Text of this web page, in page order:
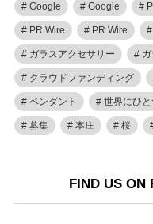
Google Google
PR Wire PR Wire
ガラスアクセサリー
クラウドファンディング
ペンダント 世界にひと
募集 本庄 桜
FIND US ON